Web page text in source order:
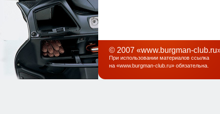
© 2007 «www.burgman-
При использовании материалов ссылка
на «www.burgman-club.ru» обязательна